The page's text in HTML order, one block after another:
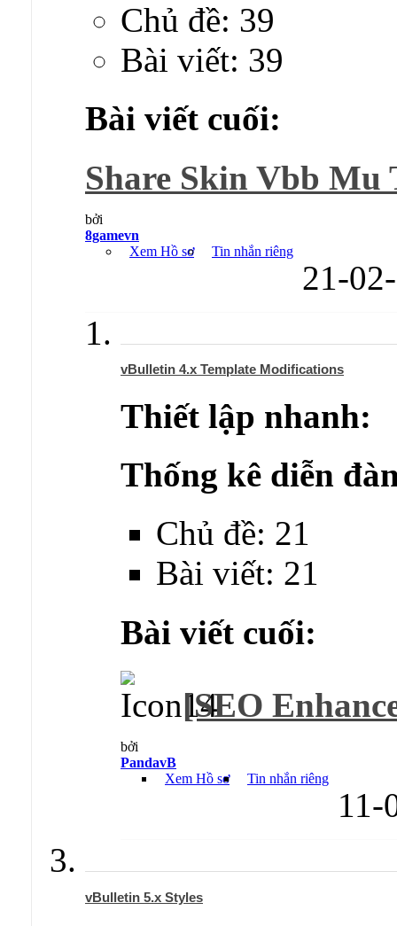
Chủ đề: 39
Bài viết: 39
Bài viết cuối:
Share Skin Vbb Mu
bởi
8gamevn
Xem Hồ sơ
Tin nhắn riêng
21-
vBulletin 4.x Template Modifications
Thiết lập nhanh:
Thống kê diễn
Chủ đề: 21
Bài viết: 21
Bài viết cuối:
[SEO
bởi
PandavB
Xem Hồ sơ
Tin nhắn riêng
11-
vBulletin 5.x Styles